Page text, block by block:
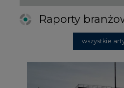
Raporty
wszystkie